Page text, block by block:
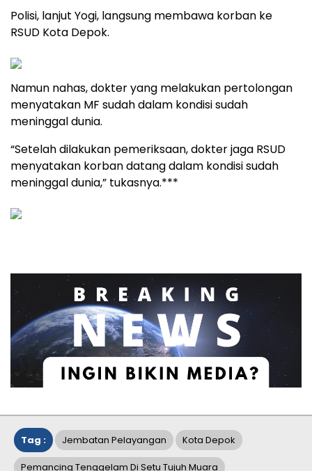
Polisi, lanjut Yogi, langsung membawa korban ke
RSUD Kota Depok.
Namun nahas, dokter yang melakukan pertolongan
menyatakan MF sudah dalam kondisi sudah
meninggal dunia.
“Setelah dilakukan pemeriksaan, dokter jaga RSUD
menyatakan korban datang dalam kondisi sudah
meninggal dunia,” tukasnya.***
Tag : Jembatan Pelayangan Kota Depok
Pemancing Tenggelam Di Setu Tujuh Muara